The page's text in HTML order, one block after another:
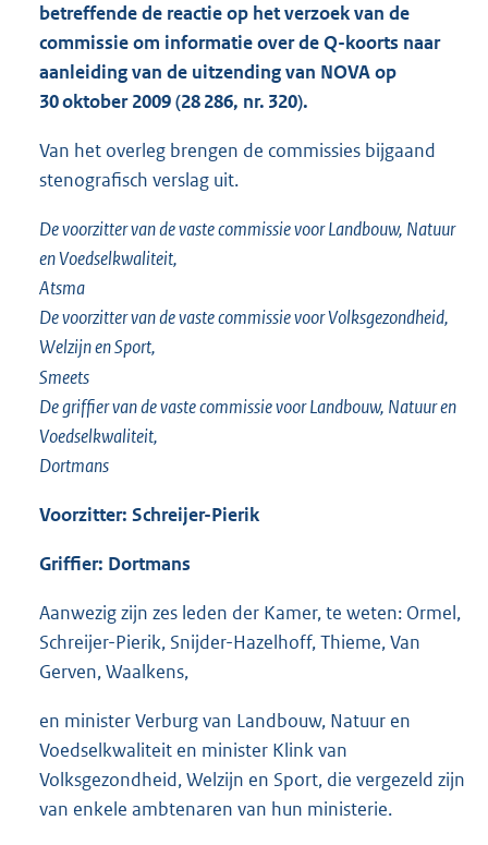
betreffende de reactie op het verzoek van de
commissie om informatie over de Q-koorts naar
aanleiding van de uitzending van NOVA op
30 oktober 2009 (28 286, nr. 320).
Van het overleg brengen de commissies bijgaand
stenografisch verslag uit.
De voorzitter van de vaste commissie voor Landbouw, Natuur
en Voedselkwaliteit,
Atsma
De voorzitter van de vaste commissie voor Volksgezondheid,
Welzijn en Sport,
Smeets
De griffier van de vaste commissie voor Landbouw, Natuur en
Voedselkwaliteit,
Dortmans
Voorzitter: Schreijer-Pierik
Griffier: Dortmans
Aanwezig zijn zes leden der Kamer, te weten: Ormel,
Schreijer-Pierik, Snijder-Hazelhoff, Thieme, Van
Gerven, Waalkens,
en minister Verburg van Landbouw, Natuur en
Voedselkwaliteit en minister Klink van
Volksgezondheid, Welzijn en Sport, die vergezeld zijn
van enkele ambtenaren van hun ministerie.